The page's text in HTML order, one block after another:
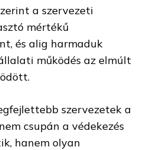
a szervezeti
mértékű
és alig harmaduk
működés az elmúlt
szervezetek a
csupán a védekezés
hanem olyan